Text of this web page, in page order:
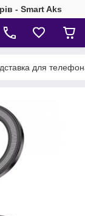
- Smart Aks
для